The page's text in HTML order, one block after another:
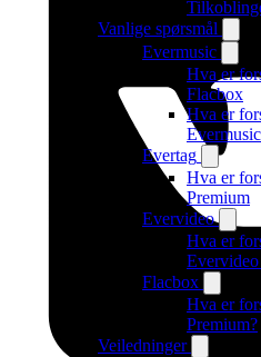
Vanlige spørsmål
Evermusic
Hva er
Flacbox
Hva er
Evertag
Hva er
Premium
Evervideo
Hva er
Flacbox
Hva er
Premium?
Veiledninger